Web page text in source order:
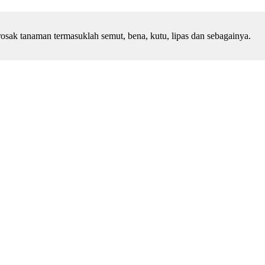
tanaman termasuklah semut, bena, kutu, lipas dan sebagainya.